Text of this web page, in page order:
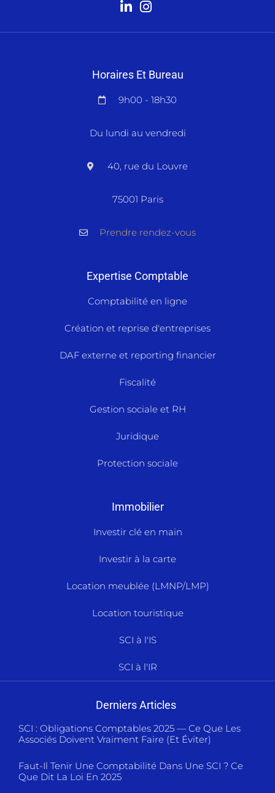
Horaires Et Bureau
9h00 - 18h30
Du lundi au vendredi
40, rue du Louvre
75001 Paris
Prendre rendez-vous
Expertise Comptable
Comptabilité en ligne
Création et reprise d'entreprises
DAF externe et reporting financier
Fiscalité
Gestion sociale et RH
Juridique
Protection sociale
Immobilier
Investir clé en main
Investir à la carte
Location meublée (LMNP/LMP)
Location touristique
SCI à l'IS
SCI à l'IR
Derniers Articles
SCI : Obligations Comptables 2025 — Ce Que Les
Associés Doivent Vraiment Faire (et Éviter)
Faut-Il Tenir Une Comptabilité Dans Une SCI ? Ce
Que Dit La Loi En 2025